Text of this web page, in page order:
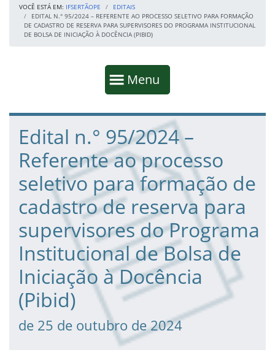
VOCÊ ESTÁ EM: IFSERTÃOPE
EDITAIS
EDITAL N.° 95/2024 – REFERENTE AO PROCESSO SELETIVO PARA FORMAÇÃO
DE CADASTRO DE RESERVA PARA SUPERVISORES DO PROGRAMA INSTITUCIONAL
DE BOLSA DE INICIAÇÃO À DOCÊNCIA (PIBID)
Mostrar
Menu
Fim da navegação
Início do conteúdo
Edital n.° 95/2024 –
Referente ao processo
seletivo para formação de
cadastro de reserva para
supervisores do Programa
Institucional de Bolsa de
Iniciação à Docência
(Pibid)
de 25 de outubro de 2024